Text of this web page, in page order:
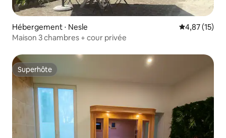
Hébergement ⋅ Nesle Évaluation
4,87 (15)
Maison 3 chambres + cour privée
Superhôte
Superhôte